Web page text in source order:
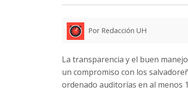
Por Redacción UH
La transparencia y el buen
un compromiso con los
ordenado auditorías en al menos